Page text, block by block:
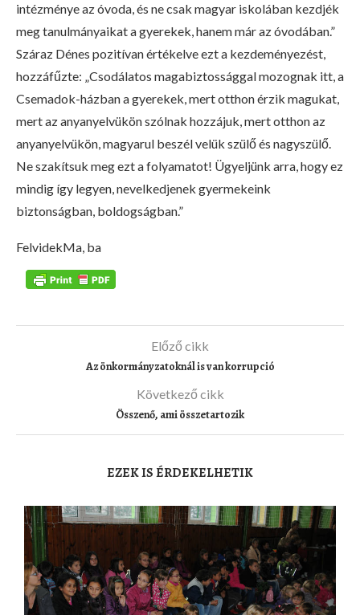
intézménye az óvoda, és ne csak magyar iskolában kezdjék
meg tanulmányaikat a gyerekek, hanem már az óvodában.”
Száraz Dénes pozitívan értékelve ezt a kezdeményezést,
hozzáfűzte: „Csodálatos magabiztossággal mozognak itt, a
Csemadok-házban a gyerekek, mert otthon érzik magukat,
mert az anyanyelvükön szólnak hozzájuk, mert otthon az
anyanyelvükön, magyarul beszél velük szülő és nagyszülő.
Ne szakítsuk meg ezt a folyamatot! Ügyeljünk arra, hogy ez
mindig így legyen, nevelkedjenek gyermekeink
biztonságban, boldogságban.”
FelvidekMa, ba
Előző cikk
Az önkormányzatoknál is van korrupció
Következő cikk
Összenő, ami összetartozik
EZEK IS ÉRDEKELHETIK